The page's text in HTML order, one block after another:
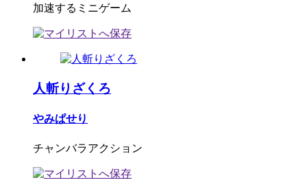
加速するミニゲーム
人斬りざくろ
やみぱせり
チャンバラアクション